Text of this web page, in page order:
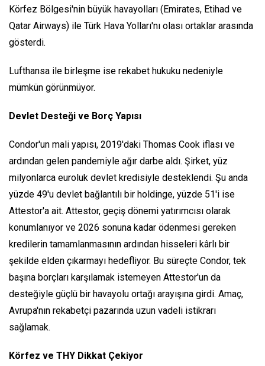
Körfez Bölgesi'nin büyük havayolları (Emirates, Etihad ve
Qatar Airways) ile Türk Hava Yolları'nı olası ortaklar arasında
gösterdi.
Lufthansa ile birleşme ise rekabet hukuku nedeniyle
mümkün görünmüyor.
Devlet Desteği ve Borç Yapısı
Condor'un mali yapısı, 2019'daki Thomas Cook iflası ve
ardından gelen pandemiyle ağır darbe aldı. Şirket, yüz
milyonlarca euroluk devlet kredisiyle desteklendi. Şu anda
yüzde 49'u devlet bağlantılı bir holdinge, yüzde 51'i ise
Attestor'a ait. Attestor, geçiş dönemi yatırımcısı olarak
konumlanıyor ve 2026 sonuna kadar ödenmesi gereken
kredilerin tamamlanmasının ardından hisseleri kârlı bir
şekilde elden çıkarmayı hedefliyor. Bu süreçte Condor, tek
başına borçları karşılamak istemeyen Attestor'un da
desteğiyle güçlü bir havayolu ortağı arayışına girdi. Amaç,
Avrupa'nın rekabetçi pazarında uzun vadeli istikrarı
sağlamak.
Körfez ve THY Dikkat Çekiyor